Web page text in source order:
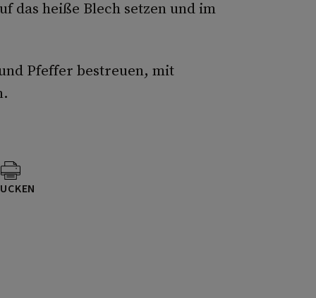
das heiße Blech setzen und im
Pfeffer bestreuen, mit